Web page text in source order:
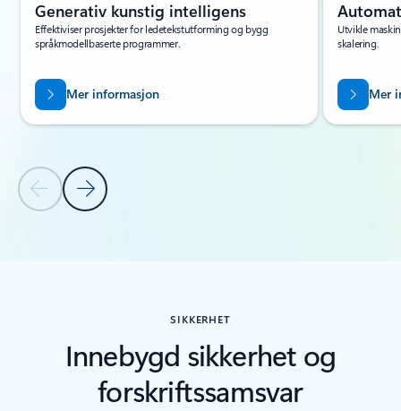
Forrige lysbildeNeste lysbilde
Generativ kunstig intelligens
Effektiviser prosjekter for ledetekstutforming og bygg
språkmodellbaserte programmer.
Mer informasjon
Utvikle
skalering.
Mer
SIKKERHET
Innebygd sikkerhet og
forskriftssamsvar